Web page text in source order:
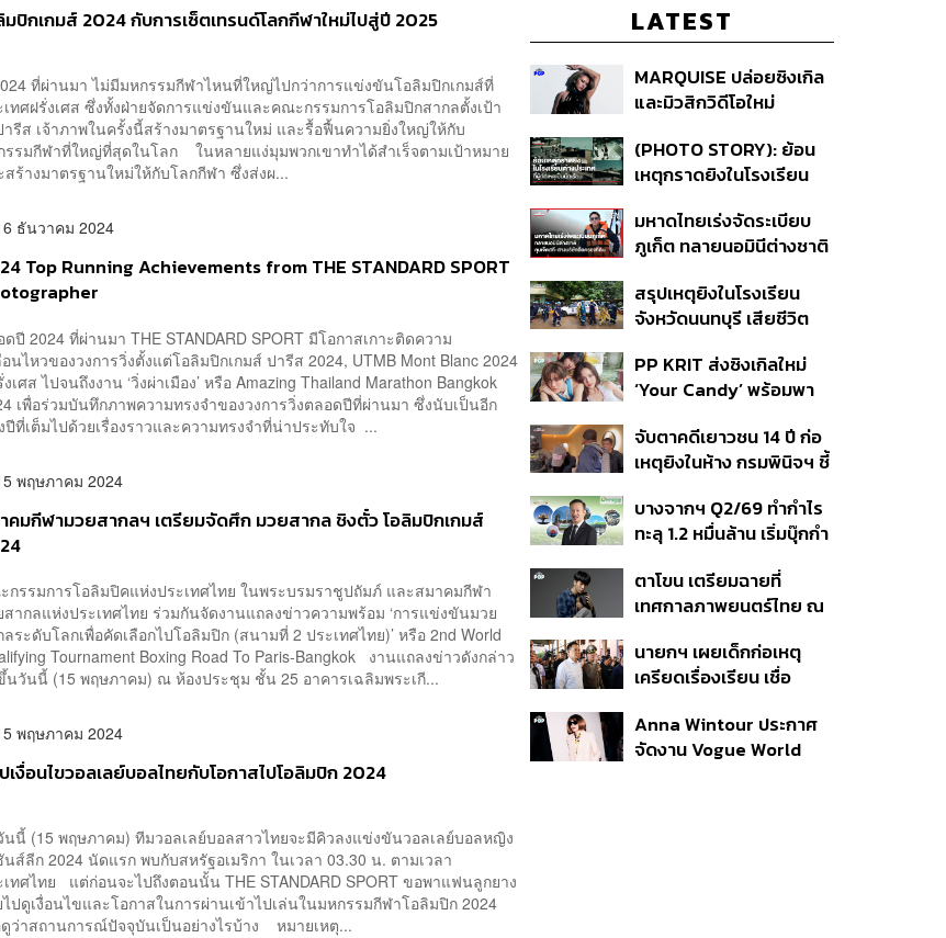
มปิกเกมส์ 2024 กับการเซ็ตเทรนด์โลกกีฬาใหม่ไปสู่ปี 2025
ที่ผ่านมา ไม่มีมหกรรมกีฬาไหนที่ใหญ่ไปกว่าการแข่งขันโอลิมปิกเกมส์ที่
เทศฝรั่งเศส ซึ่งทั้งฝ่ายจัดการแข่งขันและคณะกรรมการโอลิมปิกสากลตั้งเป้า
ารีส เจ้าภาพในครั้งนี้สร้างมาตรฐานใหม่ และรื้อฟื้นความยิ่งใหญ่ให้กับ
รรมกีฬาที่ใหญ่ที่สุดในโลก ในหลายแง่มุมพวกเขาทำได้สำเร็จตามเป้าหมาย
สร้างมาตรฐานใหม่ให้กับโลกกีฬา ซึ่งส่งผ...
ธันวาคม 2024
Top Running Achievements from THE STANDARD SPORT
ดปี 2024 ที่ผ่านมา THE STANDARD SPORT มีโอกาสเกาะติดความ
อนไหวของวงการวิ่งตั้งแต่โอลิมปิกเกมส์ ปารีส 2024, UTMB Mont Blanc 2024
เศส ไปจนถึงงาน ‘วิ่งผ่าเมือง’ หรือ Amazing Thailand Marathon Bangkok
เพื่อร่วมบันทึกภาพความทรงจำของวงการวิ่งตลอดปีที่ผ่านมา ซึ่งนับเป็นอีก
ปีที่เต็มไปด้วยเรื่องราวและความทรงจำที่น่าประทับใจ ...
พฤษภาคม 2024
คมกีฬามวยสากลฯ เตรียมจัดศึก มวยสากล ชิงตั๋ว โอลิมปิกเกมส์
กรรมการโอลิมปิคแห่งประเทศไทย ในพระบรมราชูปถัมภ์ และสมาคมกีฬา
สากลแห่งประเทศไทย ร่วมกันจัดงานแถลงข่าวความพร้อม ‘การแข่งขันมวย
ลระดับโลกเพื่อคัดเลือกไปโอลิมปิก (สนามที่ 2 ประเทศไทย)’ หรือ 2nd World
Tournament Boxing Road To Paris-Bangkok งานแถลงข่าวดังกล่าว
นวันนี้ (15 พฤษภาคม) ณ ห้องประชุม ชั้น 25 อาคารเฉลิมพระเกี...
พฤษภาคม 2024
เงื่อนไขวอลเลย์บอลไทยกับโอกาสไปโอลิมปิก 2024
นนี้ (15 พฤษภาคม) ทีมวอลเลย์บอลสาวไทยจะมีคิวลงแข่งขันวอลเลย์บอลหญิง
นส์ลีก 2024 นัดแรก พบกับสหรัฐอเมริกา ในเวลา 03.30 น. ตามเวลา
เทศไทย แต่ก่อนจะไปถึงตอนนั้น THE STANDARD SPORT ขอพาแฟนลูกยาง
ไปดูเงื่อนไขและโอกาสในการผ่านเข้าไปเล่นในมหกรรมกีฬาโอลิมปิก 2024
ดูว่าสถานการณ์ปัจจุบันเป็นอย่างไรบ้าง หมายเหตุ...
LATEST
MARQUISE ปล่อยซิงเกิล
และมิวสิกวิดีโอใหม่
สัมพันธ์สุด Toxic
(PHOTO STORY): ย้อน
เหตุกราดยิงในโรงเรียน
นักเรียน
มหาดไทยเร่งจัดระเบียบ
ภูเก็ต ทลายนอมินีต่างชาติ
ที่ดิน เคลียร์ใบอนุญาต
โรงแรมค้าง 7 ปี
สรุปเหตุยิงในโรงเรียน
จังหวัดนนทบุรี เสียชีวิต
ปมค้นประวัติคดีกราดยิงที่
สหรัฐฯ
PP KRIT ส่งซิงเกิลใหม่
‘Your Candy’ พร้อมพา
สิกวิดีโอ
จับตาคดีเยาวชน 14 ปี ก่อ
เหตุยิงในห้าง กรมพินิจฯ ชี้
เนื่อง ประเมินปล่อยตัว
บางจากฯ Q2/69 ทำกำไร
ทะลุ 1.2 หมื่นล้าน เริ่มบุ๊กกำ
แรก หนุนรายได้ครึ่งปีทะลุ
3.2 แสนล้าน
ตาโขน เตรียมฉายที่
เทศกาลภาพยนตร์ไทย ณ
นายกฯ เผยเด็กก่อเหตุ
เครียดเรื่องเรียน เชื่อ
กระสุนอีกกว่า 30 นัด หาก
ไม่จบชีวิตตัวเองอาจสูญ
Anna Wintour ประกาศ
จัดงาน Vogue World